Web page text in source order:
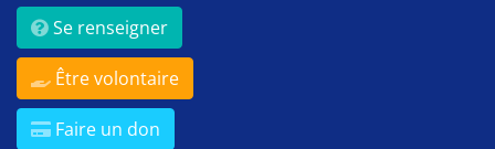
Se renseigner
Être volontaire
Faire un don